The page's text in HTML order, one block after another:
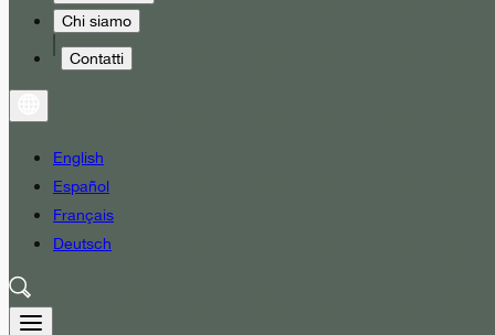
Chi siamo
Contatti
English
Español
Français
Deutsch